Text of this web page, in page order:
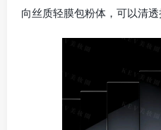
向丝质轻膜包粉体，可以清透